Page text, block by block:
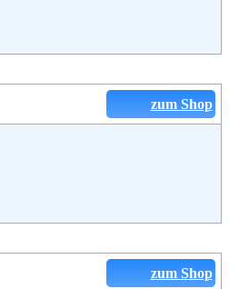
zum Shop
zum Shop